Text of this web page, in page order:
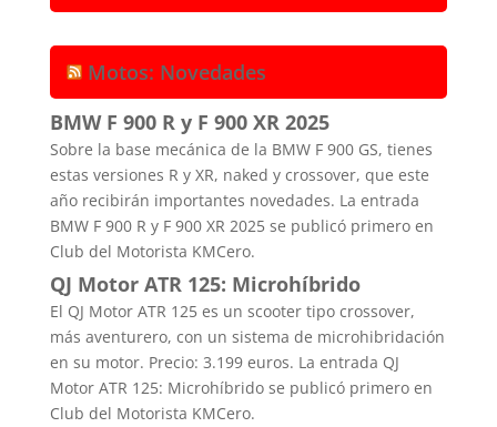
Motos: Novedades
BMW F 900 R y F 900 XR 2025
Sobre la base mecánica de la BMW F 900 GS, tienes
estas versiones R y XR, naked y crossover, que este
año recibirán importantes novedades. La entrada
BMW F 900 R y F 900 XR 2025 se publicó primero en
Club del Motorista KMCero.
QJ Motor ATR 125: Microhíbrido
El QJ Motor ATR 125 es un scooter tipo crossover,
más aventurero, con un sistema de microhibridación
en su motor. Precio: 3.199 euros. La entrada QJ
Motor ATR 125: Microhíbrido se publicó primero en
Club del Motorista KMCero.